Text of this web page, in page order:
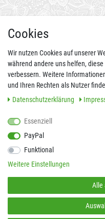
FOLGEN SIE UNS AUCH AUF
Cookies
Wir nutzen Cookies auf unserer
während andere uns helfen,
verbessern. Weitere
und Ihren Rechten als Nutzer
Daten­schutz­erklärung
Essenziell
PayPal
Funktional
Weitere Einstellungen
Alle